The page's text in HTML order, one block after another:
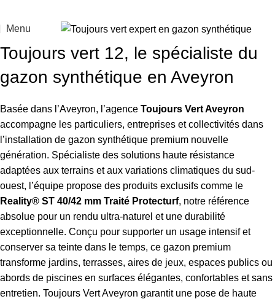
Menu
Toujours vert 12, le spécialiste du
gazon synthétique en Aveyron
Basée dans l’Aveyron, l’agence Toujours Vert Aveyron
accompagne les particuliers, entreprises et collectivités dans
l’installation de gazon synthétique premium nouvelle
génération. Spécialiste des solutions haute résistance
adaptées aux terrains et aux variations climatiques du sud-
ouest, l’équipe propose des produits exclusifs comme le
Reality® ST 40/42 mm Traité Protecturf, notre référence
absolue pour un rendu ultra-naturel et une durabilité
exceptionnelle. Conçu pour supporter un usage intensif et
conserver sa teinte dans le temps, ce gazon premium
transforme jardins, terrasses, aires de jeux, espaces publics ou
abords de piscines en surfaces élégantes, confortables et sans
entretien. Toujours Vert Aveyron garantit une pose de haute